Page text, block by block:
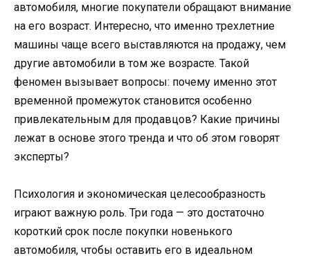
автомобиля, многие покупатели обращают внимание
на его возраст. Интересно, что именно трехлетние
машины чаще всего выставляются на продажу, чем
другие автомобили в том же возрасте. Такой
феномен вызывает вопросы: почему именно этот
временной промежуток становится особенно
привлекательным для продавцов? Какие причины
лежат в основе этого тренда и что об этом говорят
эксперты?
Психология и экономическая целесообразность
играют важную роль. Три года — это достаточно
короткий срок после покупки новенького
автомобиля, чтобы оставить его в идеальном